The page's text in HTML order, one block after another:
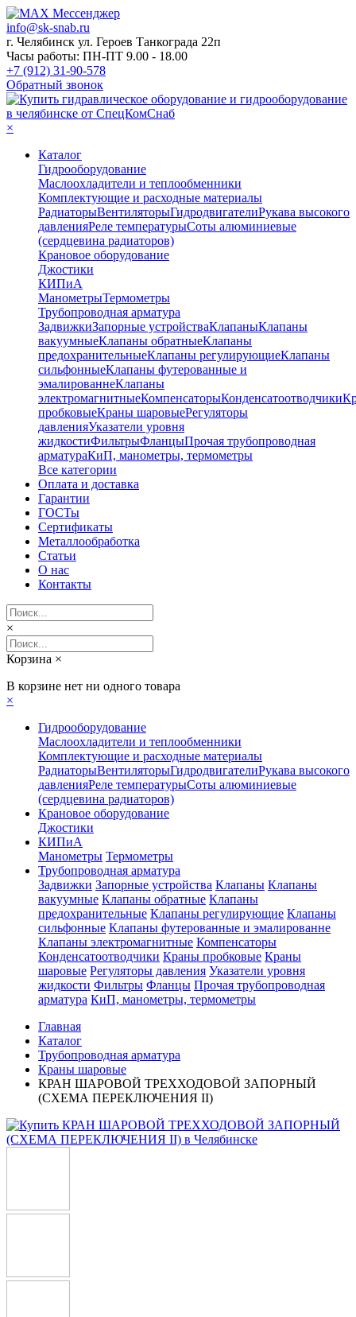
info@sk-snab.ru
г. Челябинск ул. Героев Танкограда 22п
Часы работы: ПН-ПТ 9.00 - 18.00
+7 (912) 31-90-578
Обратный звонок
×
Каталог
Гидрооборудование
Маслоохладители и теплообменники
Комплектующие и расходные материалы
РадиаторыВентиляторыГидродвигателиРукава высокого
давленияРеле температурыСоты алюминиевые
(сердцевина радиаторов)
Крановое оборудование
Джостики
КИПиА
МанометрыТермометры
Трубопроводная арматура
ЗадвижкиЗапорные устройстваКлапаныКлапаны
вакуумныеКлапаны обратныеКлапаны
предохранительныеКлапаны регулирующиеКлапаны
сильфонныеКлапаны футерованные и
эмалированнеКлапаны
электромагнитныеКомпенсаторыКонденсатоотводчики
пробковыеКраны шаровыеРегуляторы
давленияУказатели уровня
жидкостиФильтрыФланцыПрочая трубопроводная
арматураКиП, манометры, термометры
Все категории
Оплата и доставка
Гарантии
ГОСТы
Сертификаты
Металлообработка
Статьи
О нас
Контакты
×
Корзина ×
В корзине нет ни одного товара
×
Гидрооборудование
Маслоохладители и теплообменники
Комплектующие и расходные материалы
РадиаторыВентиляторыГидродвигателиРукава высокого
давленияРеле температурыСоты алюминиевые
(сердцевина радиаторов)
Крановое оборудование
Джостики
КИПиА
Манометры Термометры
Трубопроводная арматура
Задвижки Запорные устройства Клапаны Клапаны
вакуумные Клапаны обратные Клапаны
предохранительные Клапаны регулирующие Клапаны
сильфонные Клапаны футерованные и эмалированне
Клапаны электромагнитные Компенсаторы
Конденсатоотводчики Краны пробковые Краны
шаровые Регуляторы давления Указатели уровня
жидкости Фильтры Фланцы Прочая трубопроводная
арматура КиП, манометры, термометры
Главная
Каталог
Трубопроводная арматура
Краны шаровые
КРАН ШАРОВОЙ ТРЕХХОДОВОЙ ЗАПОРНЫЙ
(СХЕМА ПЕРЕКЛЮЧЕНИЯ II)